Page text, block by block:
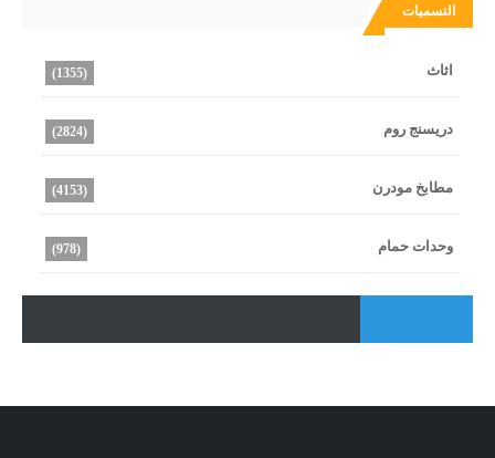
التسميات
اثاث (1355)
دريسنج روم (2824)
مطابخ مودرن (4153)
وحدات حمام (978)